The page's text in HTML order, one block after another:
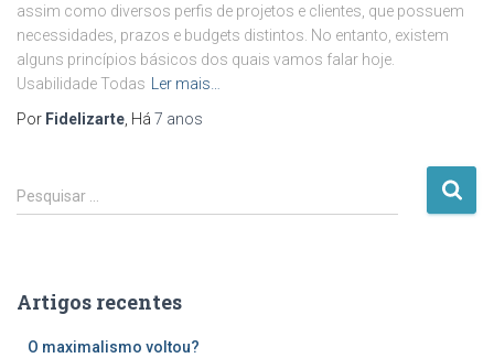
assim como diversos perfis de projetos e clientes, que possuem
necessidades, prazos e budgets distintos. No entanto, existem
alguns princípios básicos dos quais vamos falar hoje.
Usabilidade Todas Ler mais…
Por Fidelizarte, Há 7 anos
P
e
i
Pesquisar …
Artigos recentes
O maximalismo voltou?